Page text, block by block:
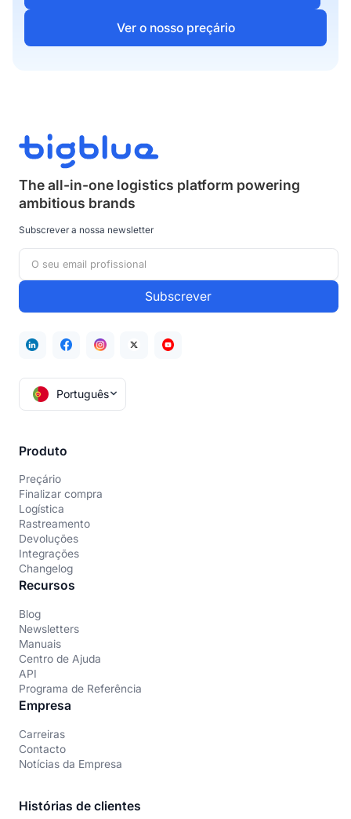
Ver o nosso preçário
The all-in-one logistics platform powering
ambitious brands
Subscrever a nossa newsletter
Português
Produto
Preçário
Finalizar compra
Logística
Rastreamento
Devoluções
Integrações
Changelog
Recursos
Blog
Newsletters
Manuais
Centro de Ajuda
API
Programa de Referência
Empresa
Carreiras
Contacto
Notícias da Empresa
Histórias de clientes